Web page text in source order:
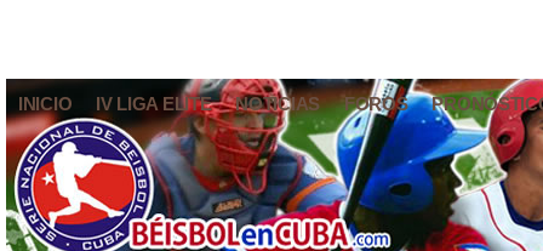
INICIO IV LIGA ELITE NOTICIAS FOROS